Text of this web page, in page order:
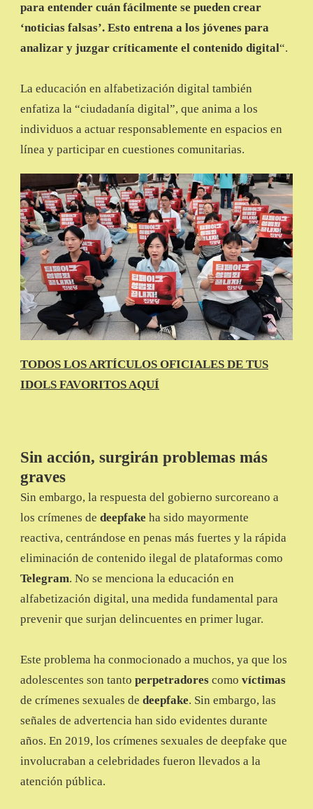
para entender cuán fácilmente se pueden crear
‘noticias falsas’. Esto entrena a los jóvenes para
analizar y juzgar críticamente el contenido digital“.
La educación en alfabetización digital también
enfatiza la “ciudadanía digital”, que anima a los
individuos a actuar responsablemente en espacios en
línea y participar en cuestiones comunitarias.
TODOS LOS ARTÍCULOS OFICIALES DE TUS
IDOLS FAVORITOS AQUÍ
Sin acción, surgirán problemas más
graves
Sin embargo, la respuesta del gobierno surcoreano a
los crímenes de deepfake ha sido mayormente
reactiva, centrándose en penas más fuertes y la rápida
eliminación de contenido ilegal de plataformas como
Telegram. No se menciona la educación en
alfabetización digital, una medida fundamental para
prevenir que surjan delincuentes en primer lugar.
Este problema ha conmocionado a muchos, ya que los
adolescentes son tanto perpetradores como víctimas
de crímenes sexuales de deepfake. Sin embargo, las
señales de advertencia han sido evidentes durante
años. En 2019, los crímenes sexuales de deepfake que
involucraban a celebridades fueron llevados a la
atención pública.